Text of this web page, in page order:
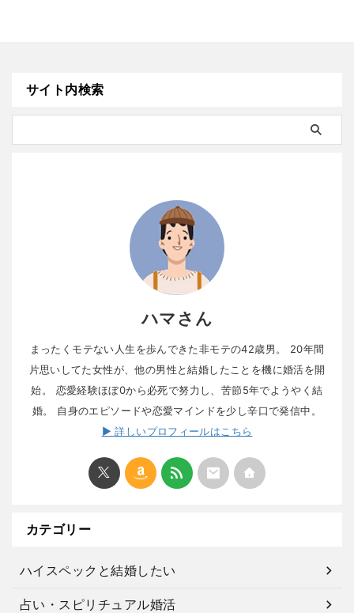
サイト内検索
ハマさん
まったくモテない人生を歩んできた非モテの42歳男。 20年間
片思いしてた女性が、他の男性と結婚したことを機に婚活を開
始。 恋愛経験ほぼ0から必死で努力し、苦節5年でようやく結
婚。 自身のエピソードや恋愛マインドを少し辛口で発信中。
▶ 詳しいプロフィールはこちら
カテゴリー
ハイスペックと結婚したい
占い・スピリチュアル婚活